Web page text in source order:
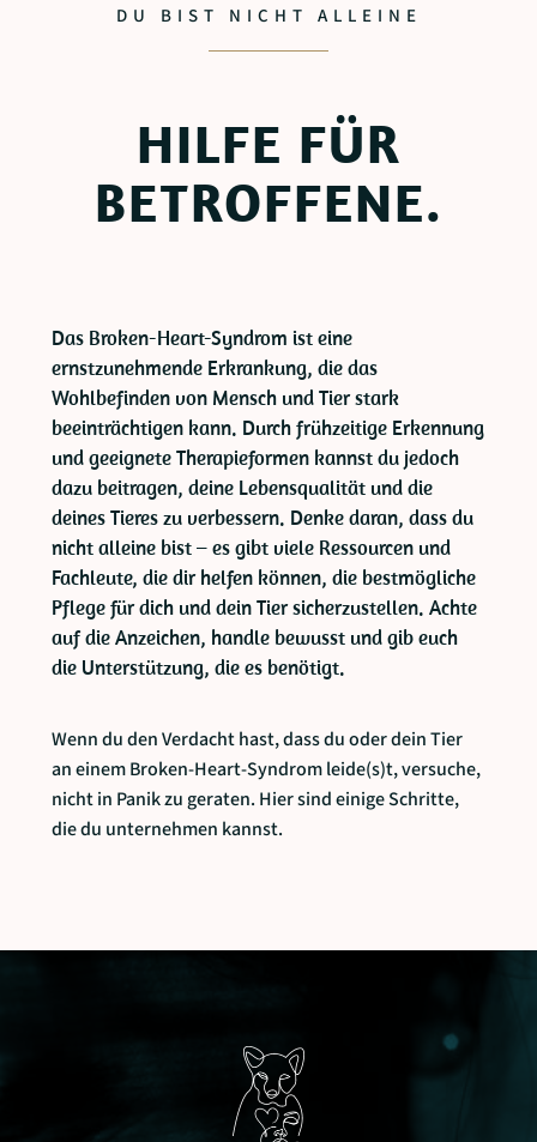
DU BIST NICHT ALLEINE
HILFE FÜR
BETROFFENE.
Das Broken-Heart-Syndrom ist eine
ernstzunehmende Erkrankung, die das
Wohlbefinden von Mensch und Tier stark
beeinträchtigen kann. Durch frühzeitige Erkennung
und geeignete Therapieformen kannst du jedoch
dazu beitragen, deine Lebensqualität und die
deines Tieres zu verbessern. Denke daran, dass du
nicht alleine bist – es gibt viele Ressourcen und
Fachleute, die dir helfen können, die bestmögliche
Pflege für dich und dein Tier sicherzustellen. Achte
auf die Anzeichen, handle bewusst und gib euch
die Unterstützung, die es benötigt.
Wenn du den Verdacht hast, dass du oder dein Tier
an einem Broken-Heart-Syndrom leide(s)t, versuche,
nicht in Panik zu geraten. Hier sind einige Schritte,
die du unternehmen kannst.